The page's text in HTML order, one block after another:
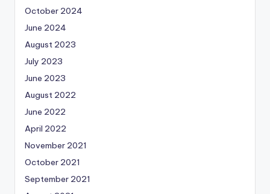
October 2024
June 2024
August 2023
July 2023
June 2023
August 2022
June 2022
April 2022
November 2021
October 2021
September 2021